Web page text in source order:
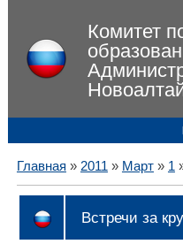
Комитет
Главная » 2011 » Март » 1
Встречи за